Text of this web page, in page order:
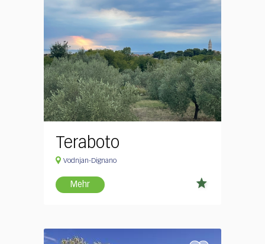
Teraboto
Vodnjan-Dignano
Mehr